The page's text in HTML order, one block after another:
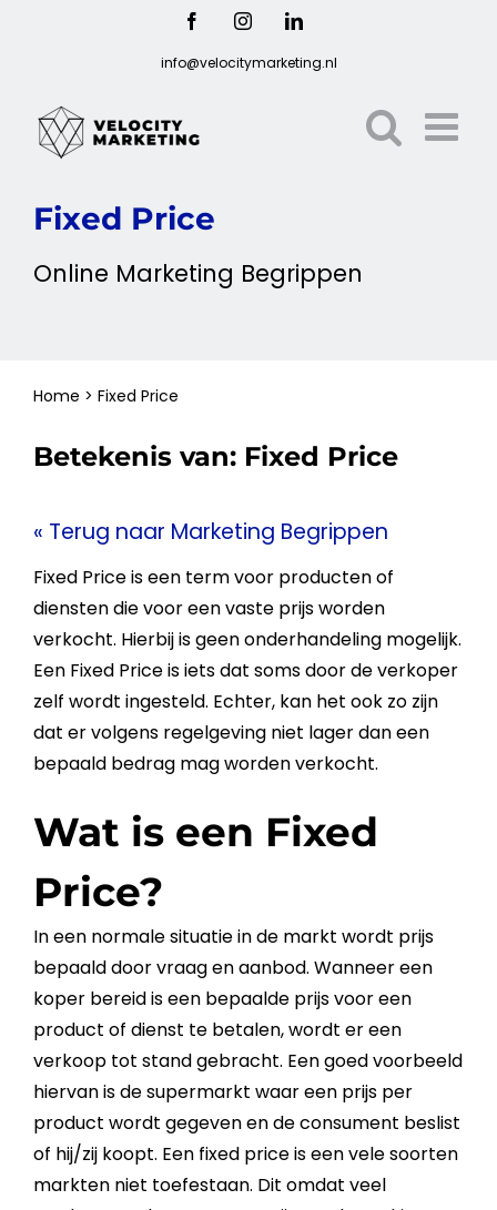
FacebookInstagramLinkedIn
info@velocitymarketing.nl
Fixed Price
Online Marketing Begrippen
Home > Fixed Price
Betekenis van: Fixed Price
« Terug naar Marketing Begrippen
Fixed Priceis een term voor producten of
dienstendie voor een vaste prijsworden
verkocht. Hierbij is geen onderhandeling mogelijk.
Een Fixed Priceis iets dat soms door de verkoper
zelf wordt ingesteld. Echter, kan het ook zo zijn
dat er volgens regelgeving niet lager dan een
bepaald bedrag mag worden verkocht.
Wat is een Fixed
Price?
In een normale situatie in de markt wordt prijs
bepaald door vraag en aanbod. Wanneer een
koper bereid is een bepaalde prijsvoor een
product of dienst te betalen, wordt er een
verkoop tot stand gebracht. Een goed voorbeeld
hiervan is de supermarkt waar een prijsper
product wordt gegeven en deconsument beslist
of hij/zij koopt. Een fixed priceis een vele soorten
markten niet toefestaan. Dit omdat veel